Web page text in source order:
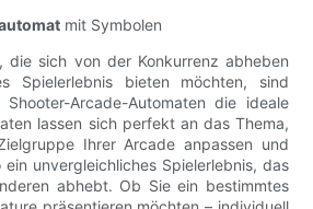
mit Symbolen
die sich von der Konkurrenz abheben
Spielerlebnis bieten möchten, sind
Arcade-Automaten die ideale
lassen sich perfekt an das Thema,
Ihrer Arcade anpassen und
unvergleichliches Spielerlebnis, das
abhebt. Ob Sie ein bestimmtes